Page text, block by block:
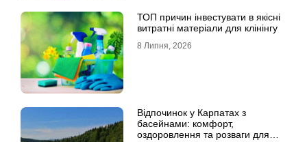
ТОП причин інвестувати в якісні
витратні матеріали для клінінгу
8 Липня, 2026
Відпочинок у Карпатах з
басейнами: комфорт,
оздоровлення та розваги для